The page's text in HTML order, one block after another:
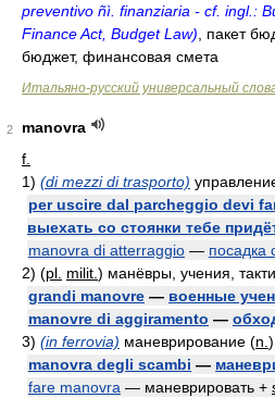
preventivo ñì. finanziaria - cf. ingl.:
Finance Act, Budget Law) , пакет
бюджет, финансовая смета
Итальяно-русский универсальный
2
manovra
f.
1) (di mezzi di trasporto)
per uscire dal parcheggio devi
выехать со стоянки тебе
manovra di atterraggio — посадка
2) (pl. milit. ) манёвры, учения,
grandi manovre — военные
manovre di aggiramento —
3) (in ferrovia) маневрирование (n.
manovra degli scambi —
fare manovra — маневрировать +